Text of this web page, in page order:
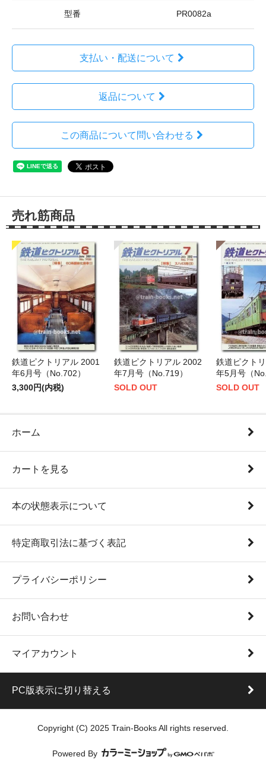
型番 PR0082a
支払い・配送について
返品について
この商品について問い合わせる
売れ筋商品
鉄道ピクトリアル 2001
年6月号（No.702）
3,300円(内税)
鉄道ピクトリアル 2002
年7月号（No.719）
SOLD OUT
鉄道ピクト
年5月号（
SOLD OUT
ホーム
カートを見る
本の状態表示について
特定商取引法に基づく表記
プライバシーポリシー
お問い合わせ
マイアカウント
PC版表示に切り替える
Copyright (C) 2025 Train-Books All rights reserved.
Powered By